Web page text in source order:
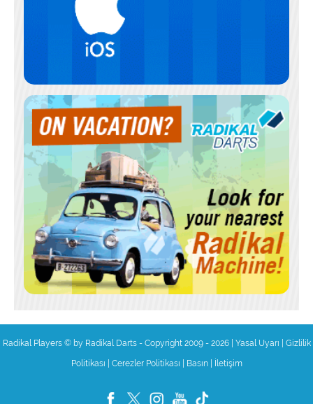
Radikal Players © by Radikal Darts - Copyright 2009 - 2026 Yasal Uyarı Gizlilik
Politikası Cerezler Politikası Basın| İletişim